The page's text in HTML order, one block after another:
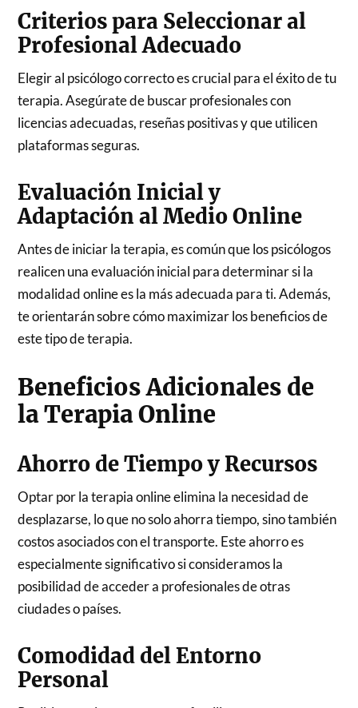
Criterios para Seleccionar al
Profesional Adecuado
Elegir al psicólogo correcto es crucial para el éxito de tu
terapia. Asegúrate de buscar profesionales con
licencias adecuadas, reseñas positivas y que utilicen
plataformas seguras.
Evaluación Inicial y
Adaptación al Medio Online
Antes de iniciar la terapia, es común que los psicólogos
realicen una evaluación inicial para determinar si la
modalidad online es la más adecuada para ti. Además,
te orientarán sobre cómo maximizar los beneficios de
este tipo de terapia.
Beneficios Adicionales de
la Terapia Online
Ahorro de Tiempo y Recursos
Optar por la terapia online elimina la necesidad de
desplazarse, lo que no solo ahorra tiempo, sino también
costos asociados con el transporte. Este ahorro es
especialmente significativo si consideramos la
posibilidad de acceder a profesionales de otras
ciudades o países.
Comodidad del Entorno
Personal